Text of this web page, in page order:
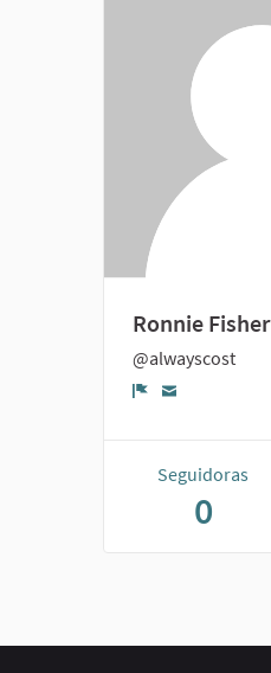
Ronnie Fisher
@alwayscost
Seguidoras
0